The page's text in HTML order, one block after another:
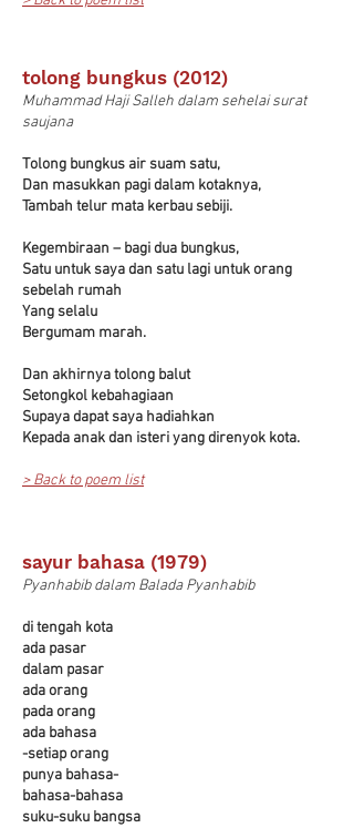
tolong bungkus (2012)
Muhammad Haji Salleh dalam sehelai surat
saujana
Tolong bungkus air suam satu,
Dan masukkan pagi dalam kotaknya,
Tambah telur mata kerbau sebiji.
Kegembiraan – bagi dua bungkus,
Satu untuk saya dan satu lagi untuk orang
sebelah rumah
Yang selalu
Bergumam marah.
Dan akhirnya tolong balut
Setongkol kebahagiaan
Supaya dapat saya hadiahkan
Kepada anak dan isteri yang direnyok kota.
> Back to poem list
sayur bahasa (1979)
Pyanhabib dalam Balada Pyanhabib
di tengah kota
ada pasar
dalam pasar
ada orang
pada orang
ada bahasa
-setiap orang
punya bahasa-
bahasa-bahasa
suku-suku bangsa